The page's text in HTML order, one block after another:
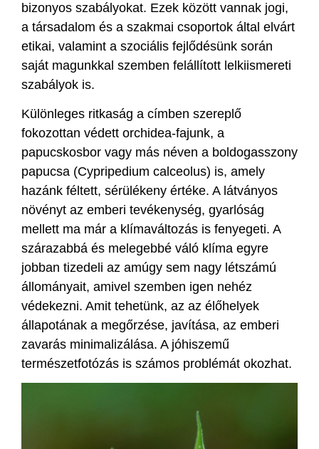
bizonyos szabályokat. Ezek között vannak jogi,
a társadalom és a szakmai csoportok által elvárt
etikai, valamint a szociális fejlődésünk során
saját magunkkal szemben felállított lelkiismereti
szabályok is.
Különleges ritkaság a címben szereplő
fokozottan védett orchidea-fajunk, a
papucskosbor vagy más néven a boldogasszony
papucsa (Cypripedium calceolus) is, amely
hazánk féltett, sérülékeny értéke. A látványos
növényt az emberi tevékenység, gyarlóság
mellett ma már a klímaváltozás is fenyegeti. A
szárazabbá és melegebbé váló klíma egyre
jobban tizedeli az amúgy sem nagy létszámú
állományait, amivel szemben igen nehéz
védekezni. Amit tehetünk, az az élőhelyek
állapotának a megőrzése, javítása, az emberi
zavarás minimalizálása. A jóhiszemű
természetfotózás is számos problémát okozhat.